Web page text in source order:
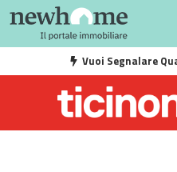
Vuoi Segnalare